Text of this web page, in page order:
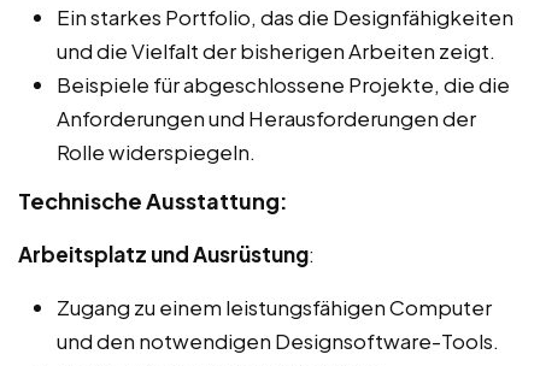
Ein starkes Portfolio, das die Designfähigkeiten
und die Vielfalt der bisherigen Arbeiten zeigt.
Beispiele für abgeschlossene Projekte, die die
Anforderungen und Herausforderungen der
Rolle widerspiegeln.
Technische Ausstattung:
Arbeitsplatz und Ausrüstung:
Zugang zu einem leistungsfähigen Computer
und den notwendigen Designsoftware-Tools.